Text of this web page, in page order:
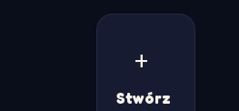
+
Stwórz